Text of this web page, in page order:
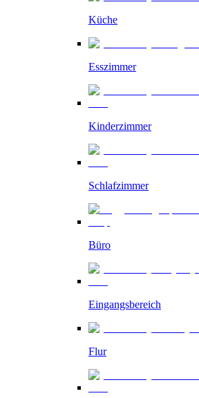
Küche
Esszimmer
Kinderzimmer
Schlafzimmer
Büro
Eingangsbereich
Flur